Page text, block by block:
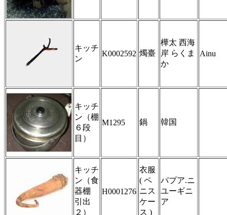
キッチ
ン
K0002592 燭臺
樺太 西海
岸 らくま
か
Ainu
キッチ
ン（棚
６段
目）
M1295 鍋 韓国
キッチ
ン（食
器棚
引出
２）
H0001276
衣服
( ペ
ニス
ケー
ス )
パプア.ニ
ユーギニ
ア